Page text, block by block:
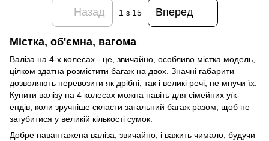
Назад 1 з 15 Вперед
Містка, об'ємна, вагома
Валіза на 4-х колесах - це, звичайно, особливо містка модель,
цілком здатна розмістити багаж на двох. Значні габарити
дозволяють перевозити як дрібні, так і великі речі, не мнучи їх.
Купити валізу на 4 колесах можна навіть для сімейних уїк-
ендів, коли зручніше скласти загальний багаж разом, щоб не
загубитися у великій кількості сумок.
Добре навантажена валіза, звичайно, і важить чимало, будучи